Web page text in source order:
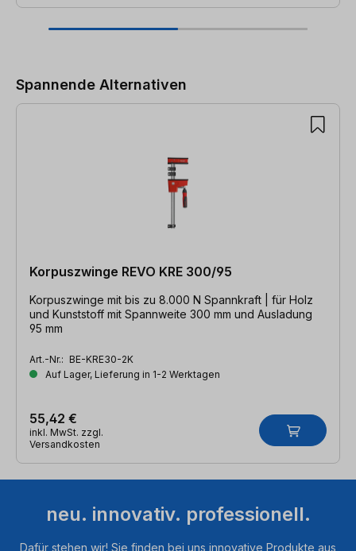
Spannende Alternativen
Korpuszwinge REVO KRE 300/95
Korpuszwinge mit bis zu 8.000 N Spannkraft | für Holz
und Kunststoff mit Spannweite 300 mm und Ausladung
95 mm
Art.-Nr.: BE-KRE30-2K
Auf Lager, Lieferung in 1-2 Werktagen
55,42 €
inkl. MwSt. zzgl.
Versandkosten
neu. innovativ. professionell.
Dafür stehen wir! Sie finden bei uns innovative Produkte aus